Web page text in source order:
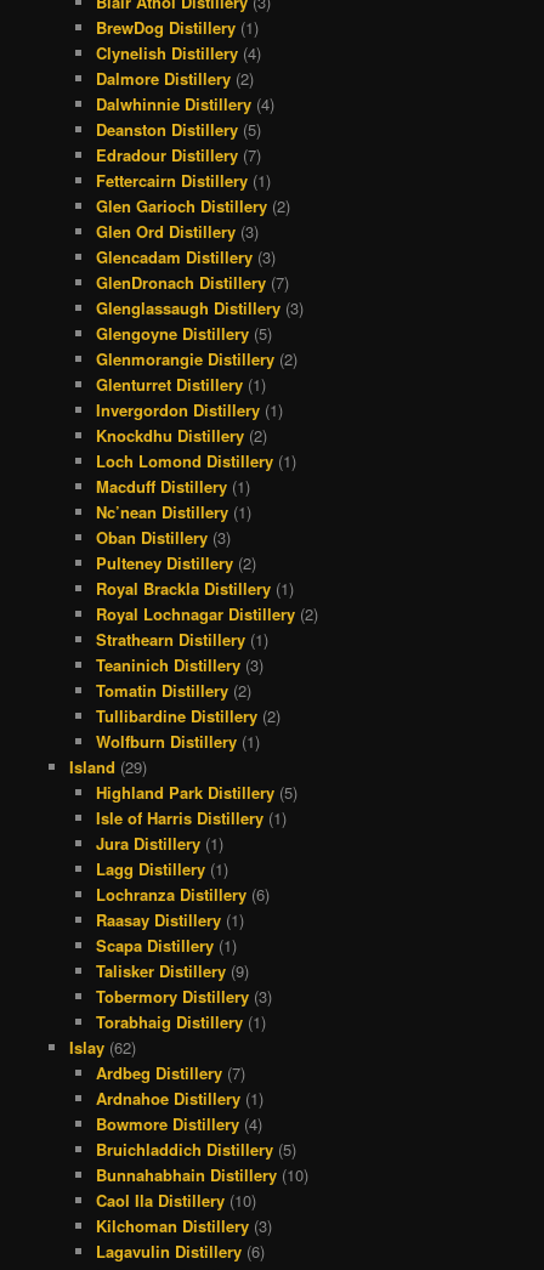
BrewDog Distillery (1)
Clynelish Distillery (4)
Dalmore Distillery (2)
Dalwhinnie Distillery (4)
Deanston Distillery (5)
Edradour Distillery (7)
Fettercairn Distillery (1)
Glen Garioch Distillery (2)
Glen Ord Distillery (3)
Glencadam Distillery (3)
GlenDronach Distillery (7)
Glenglassaugh Distillery (3)
Glengoyne Distillery (5)
Glenmorangie Distillery (2)
Glenturret Distillery (1)
Invergordon Distillery (1)
Knockdhu Distillery (2)
Loch Lomond Distillery (1)
Macduff Distillery (1)
Nc’nean Distillery (1)
Oban Distillery (3)
Pulteney Distillery (2)
Royal Brackla Distillery (1)
Royal Lochnagar Distillery (2)
Strathearn Distillery (1)
Teaninich Distillery (3)
Tomatin Distillery (2)
Tullibardine Distillery (2)
Wolfburn Distillery (1)
Island (29)
Highland Park Distillery (5)
Isle of Harris Distillery (1)
Jura Distillery (1)
Lagg Distillery (1)
Lochranza Distillery (6)
Raasay Distillery (1)
Scapa Distillery (1)
Talisker Distillery (9)
Tobermory Distillery (3)
Torabhaig Distillery (1)
Islay(62)
Ardbeg Distillery (7)
Ardnahoe Distillery (1)
Bowmore Distillery (4)
Bruichladdich Distillery (5)
Bunnahabhain Distillery (10)
Caol Ila Distillery (10)
Kilchoman Distillery (3)
Lagavulin Distillery (6)